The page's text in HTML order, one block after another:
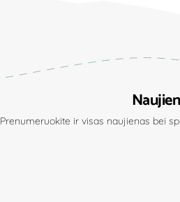
Prenumeruokite ir visas naujienas bei